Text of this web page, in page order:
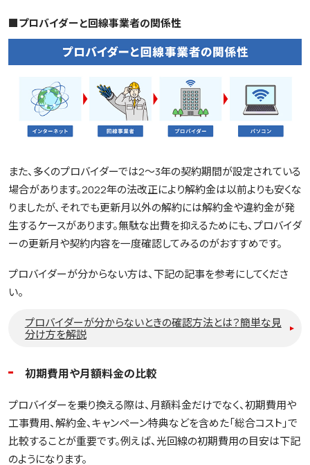
■プロバイダーと回線事業者の関係性
また、多くのプロバイダーでは2～3年の契約期間が設定されている
場合があります。2022年の法改正により解約金は以前よりも安くな
りましたが、それでも更新月以外の解約には解約金や違約金が発
生するケースがあります。無駄な出費を抑えるためにも、プロバイダ
ーの更新月や契約内容を一度確認してみるのがおすすめです。
プロバイダーが分からない方は、下記の記事を参考にしてくださ
い。
プロバイダーが分からないときの確認方法とは？簡単な見
分け方を解説
初期費用や月額料金の比較
プロバイダーを乗り換える際は、月額料金だけでなく、初期費用や
工事費用、解約金、キャンペーン特典などを含めた「総合コスト」で
比較することが重要です。例えば、光回線の初期費用の目安は下記
のようになります。